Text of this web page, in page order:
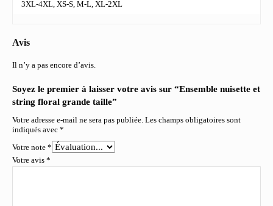
3XL-4XL, XS-S, M-L, XL-2XL
Avis
Il n’y a pas encore d’avis.
Soyez le premier à laisser votre avis sur “Ensemble nuisette et
string floral grande taille”
Votre adresse e-mail ne sera pas publiée. Les champs obligatoires sont
indiqués avec *
Votre note *
Votre avis *